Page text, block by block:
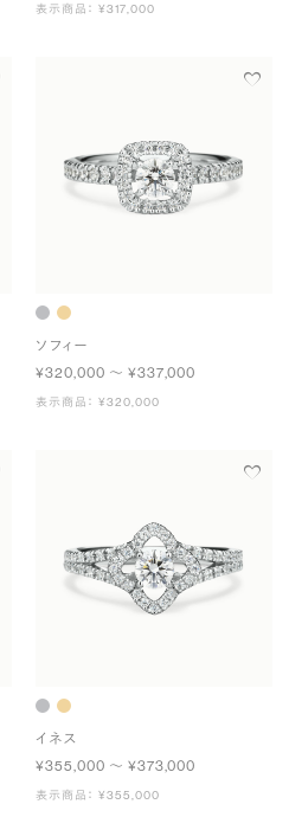
表示商品： ¥317,000
ソフィー
¥320,000 〜 ¥337,000
表示商品： ¥320,000
イネス
¥355,000 〜 ¥373,000
表示商品： ¥355,000